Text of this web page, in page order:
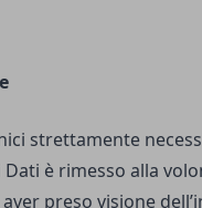
strettamente
è rimesso alla
preso visione